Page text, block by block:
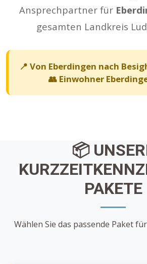
Ansprechpartner für
gesamten Landkreis
📍 Von Eberdingen nach
👥 Einwohner
📦
PAKETE
Wählen Sie das passende Paket